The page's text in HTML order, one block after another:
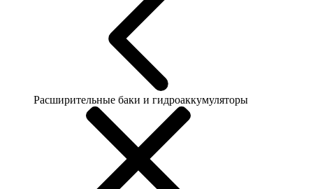
Расширительные баки и гидроаккумуляторы